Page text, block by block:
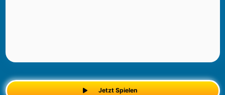
Jetzt Spielen